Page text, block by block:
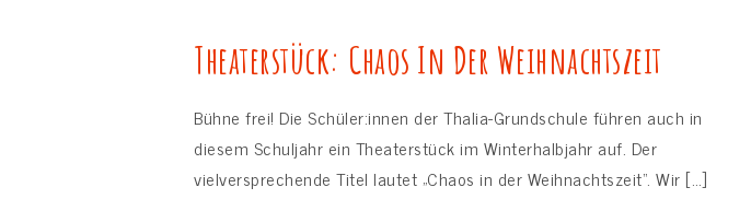
Theaterstück: Chaos In Der Weihnachtszeit
Bühne frei! Die Schüler:innen der Thalia-Grundschule führen auch in
diesem Schuljahr ein Theaterstück im Winterhalbjahr auf. Der
vielversprechende Titel lautet „Chaos in der Weihnachtszeit“. Wir […]